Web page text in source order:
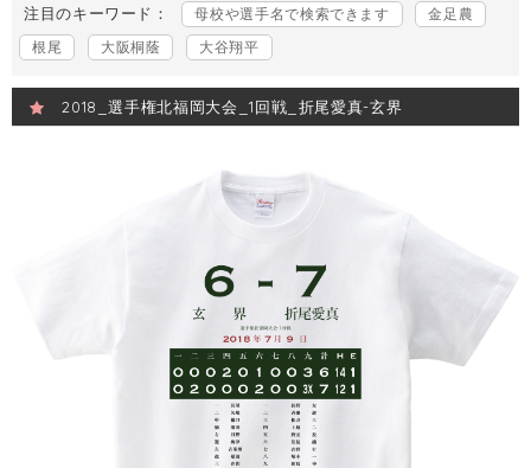
注目のキーワード： 母校や選手名で検索できます
金足農
根尾
大阪桐蔭 大谷翔平
2018_選手権北福岡大会_1回戦_折尾愛真-玄界